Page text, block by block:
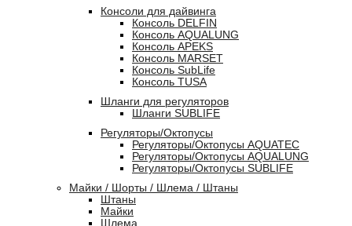
Консоли для дайвинга
Консоль DELFIN
Консоль AQUALUNG
Консоль APEKS
Консоль MARSET
Консоль SubLife
Консоль TUSA
Шланги для регуляторов
Шланги SUBLIFE
Регуляторы/Октопусы
Регуляторы/Октопусы AQUATEC
Регуляторы/Октопусы AQUALUNG
Регуляторы/Октопусы SUBLIFE
Майки / Шорты / Шлема / Штаны
Штаны
Майки
Шлема